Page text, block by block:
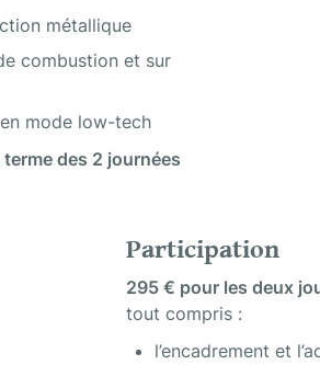
métallique
combustion et sur
mode low-tech
des 2 journées
Participation
295 € pour les deux
tout compris :
l’encadrement et